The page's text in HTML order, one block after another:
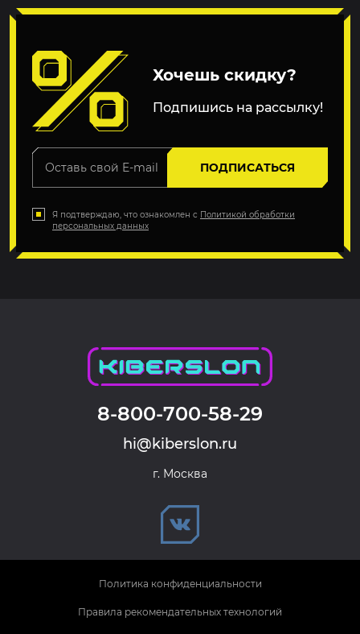
Хочешь скидку?
Подпишись на рассылку!
ПОДПИСАТЬСЯ
Я подтверждаю, что ознакомлен с Политикой обработки
персональных данных
8-800-700-58-29
hi@kiberslon.ru
г. Москва
Политика конфиденциальности
Правила рекомендательных технологий